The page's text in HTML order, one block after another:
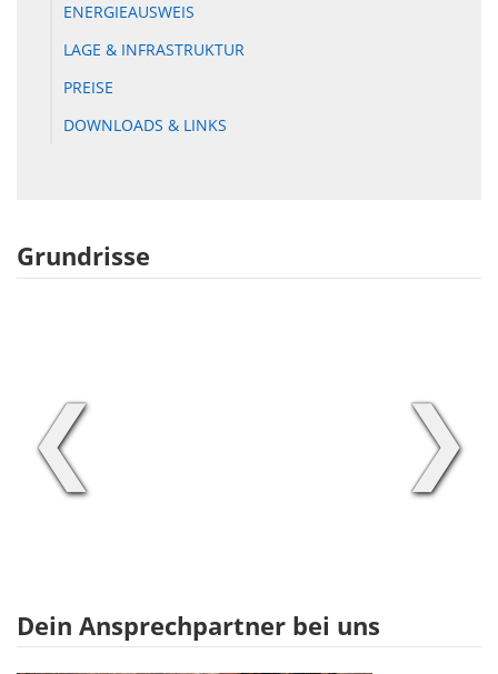
ENERGIEAUSWEIS
LAGE & INFRASTRUKTUR
PREISE
DOWNLOADS & LINKS
Grundrisse
❮ ❯
Dein Ansprechpartner bei uns